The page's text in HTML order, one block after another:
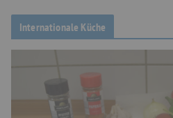
Internationale Küche